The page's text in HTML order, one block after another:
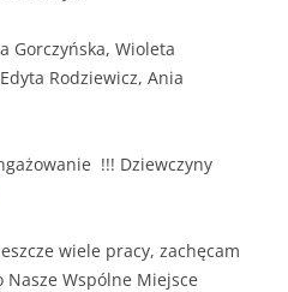
Gorczyńska, Wioleta
Rodziewicz, Ania
!!! Dziewczyny
wiele pracy, zachęcam
Nasze Wspólne Miejsce